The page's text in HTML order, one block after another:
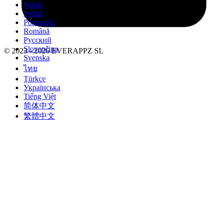
Norsk
Polski
Português
Română
Русский
Slovenčina
Svenska
ไทย
Türkçe
Українська
Tiếng Việt
简体中文
繁體中文
© 2023 - 2026 EVERAPPZ SL